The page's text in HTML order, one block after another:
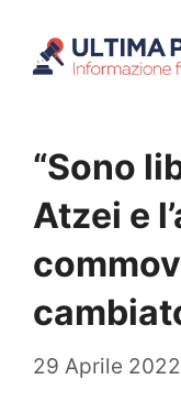
“Sono
Atzei e
29 Aprile 2022